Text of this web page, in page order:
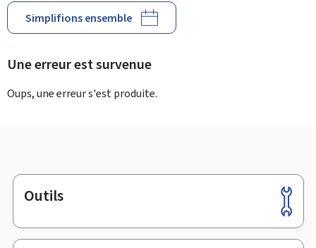
Simplifions ensemble
Une erreur est survenue
Oups, une erreur s'est produite.
Pied
de
page
Outils